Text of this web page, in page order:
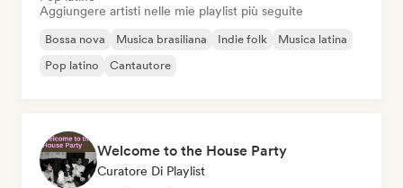
Aggiungere artisti nelle mie playlist più seguite
Bossa nova Musica brasiliana Indie folk
Musica latina
Pop latino
Cantautore
Welcome to the House Party
Curatore Di Playlist